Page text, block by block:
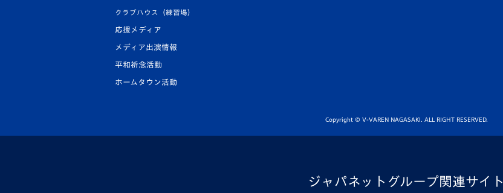
クラブハウス（練習場）
応援メディア
メディア出演情報
平和祈念活動
ホームタウン活動
Copyright © V-VAREN NAGASAKI. ALL RIGHT RESERVED.
ジャパネットグループ関連サイト